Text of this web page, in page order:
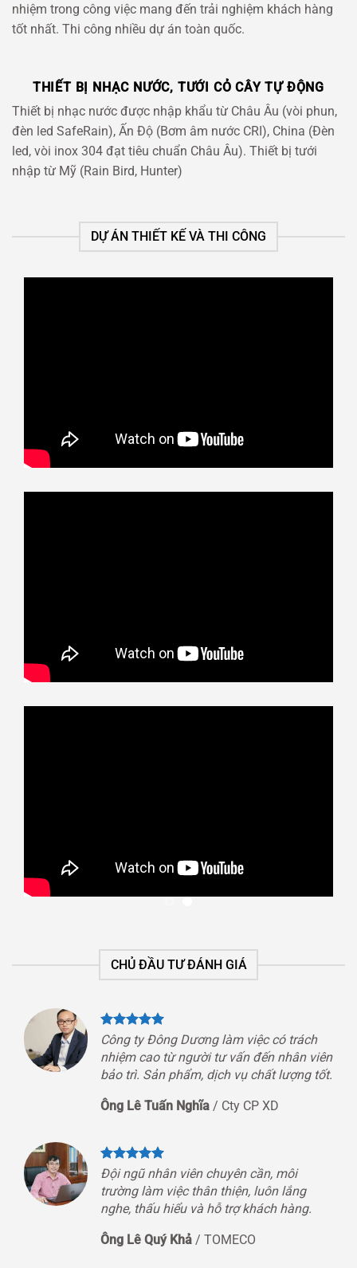
nhiệm trong công việc mang đến trải nghiệm khách hàng
tốt nhất. Thi công nhiều dự án toàn quốc.
THIẾT BỊ NHẠC NƯỚC, TƯỚI CỎ CÂY TỰ ĐỘNG
Thiết bị nhạc nước được nhập khẩu từ Châu Âu (vòi phun,
đèn led SafeRain), Ấn Độ (Bơm âm nước CRI), China (Đèn
led, vòi inox 304 đạt tiêu chuẩn Châu Âu). Thiết bị tưới
nhập từ Mỹ (Rain Bird, Hunter)
DỰ ÁN THIẾT KẾ VÀ THI CÔNG
CHỦ ĐẦU TƯ ĐÁNH GIÁ
Công ty Đông Dương làm việc có trách
nhiệm cao từ người tư vấn đến nhân viên
bảo trì. Sản phẩm, dịch vụ chất lượng tốt.
Ông Lê Tuấn Nghĩa / Cty CP XD
Đội ngũ nhân viên chuyên cần, môi
trường làm việc thân thiện, luôn lắng
nghe, thấu hiểu và hỗ trợ khách hàng.
Ông Lê Quý Khả /TOMECO